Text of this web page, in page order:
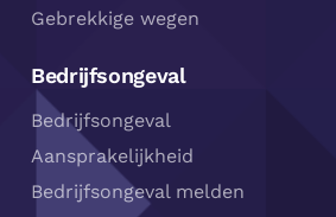
Gebrekkige wegen
Bedrijfsongeval
Bedrijfsongeval
Aansprakelijkheid
Bedrijfsongeval melden